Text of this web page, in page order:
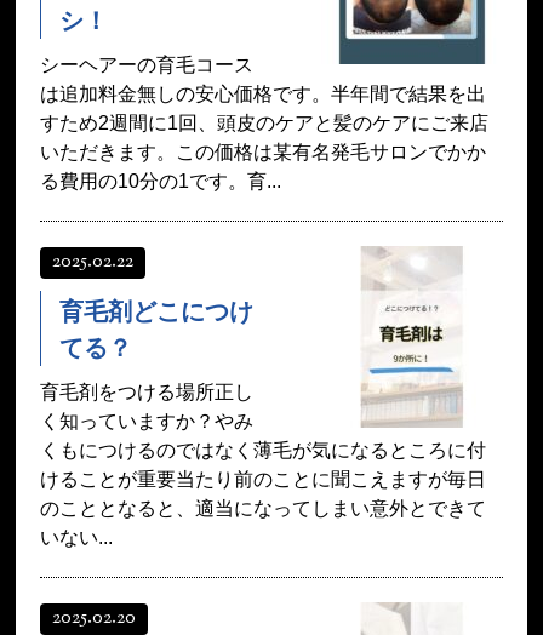
シ！
シーヘアーの育毛コース
は追加料金無しの安心価格です。半年間で結果を出
すため2週間に1回、頭皮のケアと髪のケアにご来店
いただきます。この価格は某有名発毛サロンでかか
る費用の10分の1です。育...
2025.02.22
育毛剤どこにつけ
てる？
育毛剤をつける場所正し
く知っていますか？やみ
くもにつけるのではなく薄毛が気になるところに付
けることが重要当たり前のことに聞こえますが毎日
のこととなると、適当になってしまい意外とできて
いない...
2025.02.20